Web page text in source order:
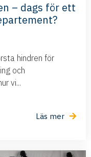
– dags för ett
hindren för
och
vi...
Läs mer